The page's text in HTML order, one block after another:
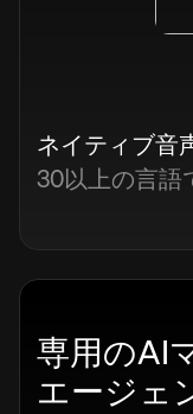
ネイティブ音
30以上の言語
専用のAI
エージェ